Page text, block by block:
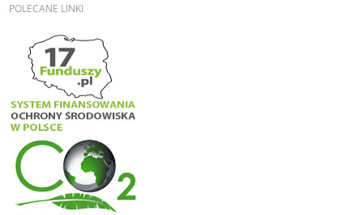
POLECANE LINKI